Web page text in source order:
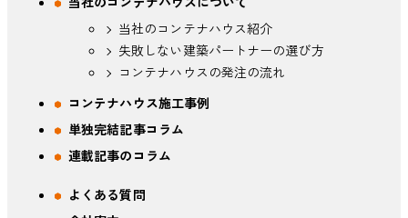
当社のコンテナハウス紹介
失敗しない建築パートナーの選び方
コンテナハウスの発注の流れ
コンテナハウス施工事例
単独完結記事コラム
連載記事のコラム
よくある質問